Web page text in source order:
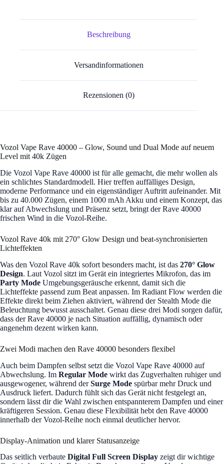
Beschreibung
Versandinformationen
Rezensionen (0)
Vozol Vape Rave 40000 – Glow, Sound und Dual Mode auf neuem
Level mit 40k Zügen
Die Vozol Vape Rave 40000 ist für alle gemacht, die mehr wollen als
ein schlichtes Standardmodell. Hier treffen auffälliges Design,
moderne Performance und ein eigenständiger Auftritt aufeinander. Mit
bis zu 40.000 Zügen, einem 1000 mAh Akku und einem Konzept, das
klar auf Abwechslung und Präsenz setzt, bringt der Rave 40000
frischen Wind in die Vozol-Reihe.
Vozol Rave 40k mit 270° Glow Design und beat-synchronisierten
Lichteffekten
Was den Vozol Rave 40k sofort besonders macht, ist das 270° Glow
Design. Laut Vozol sitzt im Gerät ein integriertes Mikrofon, das im
Party Mode Umgebungsgeräusche erkennt, damit sich die
Lichteffekte passend zum Beat anpassen. Im Radiant Flow werden die
Effekte direkt beim Ziehen aktiviert, während der Stealth Mode die
Beleuchtung bewusst ausschaltet. Genau diese drei Modi sorgen dafür,
dass der Rave 40000 je nach Situation auffällig, dynamisch oder
angenehm dezent wirken kann.
Zwei Modi machen den Rave 40000 besonders flexibel
Auch beim Dampfen selbst setzt die Vozol Vape Rave 40000 auf
Abwechslung. Im Regular Mode wirkt das Zugverhalten ruhiger und
ausgewogener, während derSurge Mode spürbar mehr Druck und
Ausdruck liefert. Dadurch fühlt sich das Gerät nicht festgelegt an,
sondern lässt dir die Wahl zwischen entspannterem Dampfen und einer
kräftigeren Session. Genau diese Flexibilität hebt den Rave 40000
innerhalb der Vozol-Reihe noch einmal deutlicher hervor.
Display-Animation und klarer Statusanzeige
Das seitlich verbaute Digital Full Screen Display zeigt dir wichtige